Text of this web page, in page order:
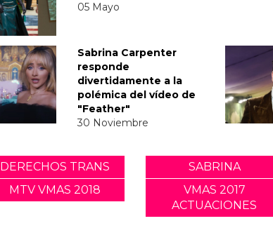
05 Mayo
Sabrina Carpenter
responde
divertidamente a la
polémica del vídeo de
"Feather"
30 Noviembre
DERECHOS TRANS SABRINA
MTV VMAS 2018
VMAS 2017
ACTUACIONES